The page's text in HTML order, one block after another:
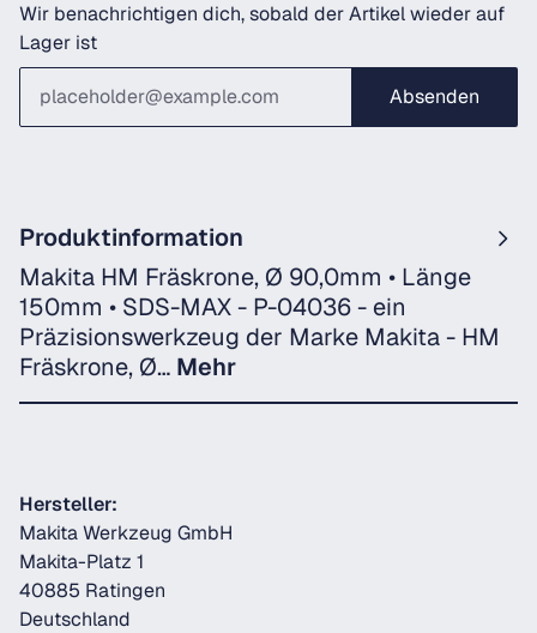
Wir benachrichtigen dich, sobald der Artikel wieder auf
Lager ist
Absenden
Produktinformation
Makita HM Fräskrone, Ø 90,0mm • Länge
150mm • SDS-MAX - P-04036 - ein
Präzisionswerkzeug der Marke Makita - HM
Fräskrone, Ø… Mehr
Hersteller:
Makita Werkzeug GmbH
Makita-Platz 1
40885 Ratingen
Deutschland